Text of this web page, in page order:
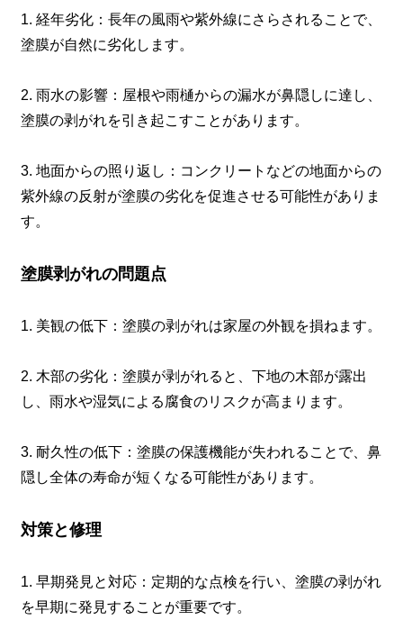
1. 経年劣化：長年の風雨や紫外線にさらされることで、
塗膜が自然に劣化します。
2. 雨水の影響：屋根や雨樋からの漏水が鼻隠しに達し、
塗膜の剥がれを引き起こすことがあります。
3. 地面からの照り返し：コンクリートなどの地面からの
紫外線の反射が塗膜の劣化を促進させる可能性がありま
す。
塗膜剥がれの問題点
1. 美観の低下：塗膜の剥がれは家屋の外観を損ねます。
2. 木部の劣化：塗膜が剥がれると、下地の木部が露出
し、雨水や湿気による腐食のリスクが高まります。
3. 耐久性の低下：塗膜の保護機能が失われることで、鼻
隠し全体の寿命が短くなる可能性があります。
対策と修理
1. 早期発見と対応：定期的な点検を行い、塗膜の剥がれ
を早期に発見することが重要です。